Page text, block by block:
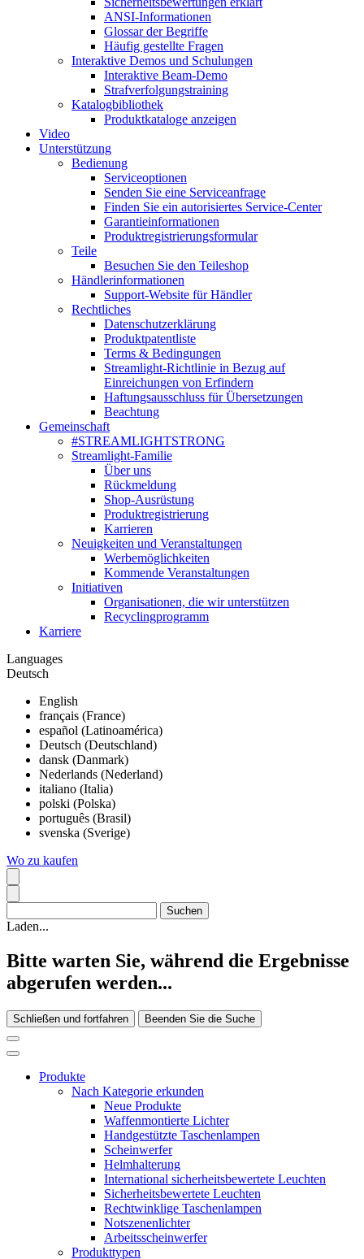
ANSI-Informationen
Glossar der Begriffe
Häufig gestellte Fragen
Interaktive Demos und Schulungen
Interaktive Beam-Demo
Strafverfolgungstraining
Katalogbibliothek
Produktkataloge anzeigen
Video
Unterstützung
Bedienung
Serviceoptionen
Senden Sie eine Serviceanfrage
Finden Sie ein autorisiertes Service-Center
Garantieinformationen
Produktregistrierungsformular
Teile
Besuchen Sie den Teileshop
Händlerinformationen
Support-Website für Händler
Rechtliches
Datenschutzerklärung
Produktpatentliste
Terms & Bedingungen
Streamlight-Richtlinie in Bezug auf
Einreichungen von Erfindern
Haftungsausschluss für Übersetzungen
Beachtung
Gemeinschaft
#STREAMLIGHTSTRONG
Streamlight-Familie
Über uns
Rückmeldung
Shop-Ausrüstung
Produktregistrierung
Karrieren
Neuigkeiten und Veranstaltungen
Werbemöglichkeiten
Kommende Veranstaltungen
Initiativen
Organisationen, die wir unterstützen
Recyclingprogramm
Karriere
Languages
Deutsch
English
français (France)
español (Latinoamérica)
Deutsch (Deutschland)
dansk (Danmark)
Nederlands (Nederland)
italiano (Italia)
polski (Polska)
português (Brasil)
svenska (Sverige)
Wo zu kaufen
Laden...
Bitte warten Sie, während die Ergebnisse
abgerufen werden...
Schließen und fortfahren Beenden Sie die Suche
Produkte
Nach Kategorie erkunden
Neue Produkte
Waffenmontierte Lichter
Handgestützte Taschenlampen
Scheinwerfer
Helmhalterung
International sicherheitsbewertete Leuchten
Sicherheitsbewertete Leuchten
Rechtwinklige Taschenlampen
Notszenenlichter
Arbeitsscheinwerfer
Produkttypen